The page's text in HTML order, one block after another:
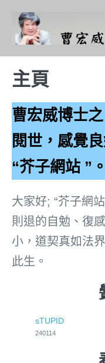
content
主頁
曹宏威博士
閱世，感覺
“芥子網站 ”。
大家好; “芥子網
則退的自勉、復
小，道契真如法
此生。
sTUPID
240114